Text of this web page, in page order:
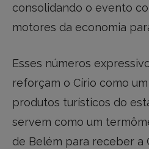
consolidando o evento
motores da economia
Esses números
reforçam o Círio como
produtos turísticos do
servem como um
de Belém para receber a